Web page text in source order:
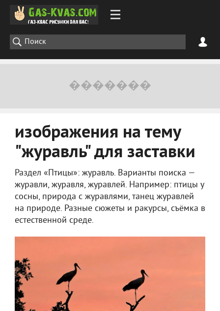
изображения на тему
"журавль" для заставки
Раздел «Птицы»: журавль. Варианты поиска —
журавли, журавля, журавлей. Например: птицы у
сосны, природа с журавлями, танец журавлей
на природе. Разные сюжеты и ракурсы, съёмка в
естественной среде.